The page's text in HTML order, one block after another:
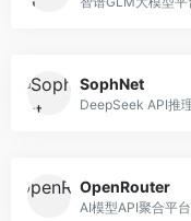
SophNet
OpenRouter